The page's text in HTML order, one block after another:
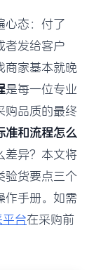
心态：付了
者发给客户
商家基本就晚
是每一位专业
购品质的最终
准和流程怎么
差异？本文将
验货要点三个
作手册。如需
台在采购前